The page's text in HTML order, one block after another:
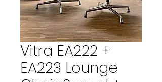
Vitra EA222 +
EA223 Lounge